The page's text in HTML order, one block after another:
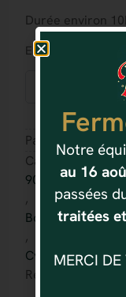
Durée environ
En stock
Partager :
Catégorie(s) :
90/50 MM
,
Bougies
,
Cylindre
Référence :
Notre
au 16
passées
traitées
MERCI DE